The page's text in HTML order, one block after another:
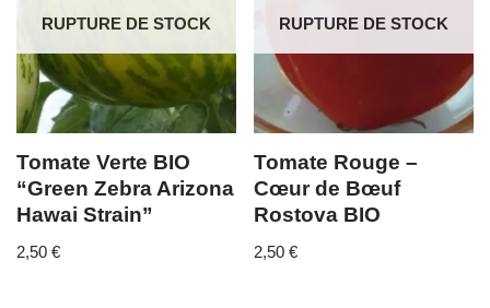
RUPTURE DE STOCK
Tomate Verte BIO
“Green Zebra Arizona
Hawai Strain”
2,50 €
RUPTURE DE STOCK
Tomate Rouge –
Cœur de Bœuf
Rostova BIO
2,50€